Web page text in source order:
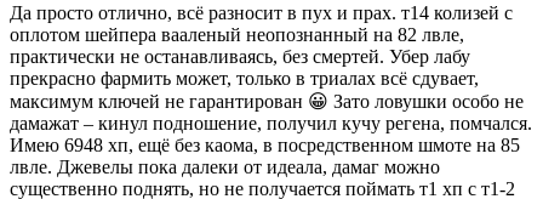
Да просто отлично, всё разносит в пух и прах. т14 колизей с
оплотом шейпера вааленый неопознанный на 82 лвле,
практически не останавливаясь, без смертей. Убер лабу
прекрасно фармить может, только в триалах всё сдувает,
максимум ключей не гарантирован 😀 Зато ловушки особо не
дамажат – кинул подношение, получил кучу регена, помчался.
Имею 6948 хп, ещё без каома, в посредственном шмоте на 85
лвле. Джевелы пока далеки от идеала, дамаг можно
существенно поднять, но не получается поймать т1 хп с т1-2